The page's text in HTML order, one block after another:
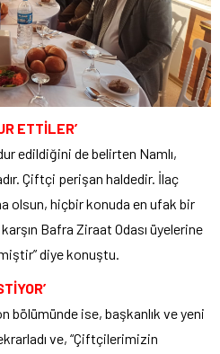
ETTİLER’
edildiğini de belirten Namlı,
Çiftçi perişan haldedir. İlaç
olsun, hiçbir konuda en ufak bir
Bafra Ziraat Odası üyelerine
diye konuştu.
bölümünde ise, başkanlık ve yeni
ve, “Çiftçilerimizin